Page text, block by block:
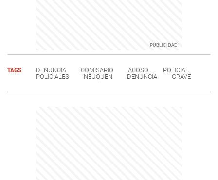
TAGS DENUNCIA COMISARIO ACOSO
POLICIA
POLICIALES
NEUQUEN DENUNCIA GRAVE